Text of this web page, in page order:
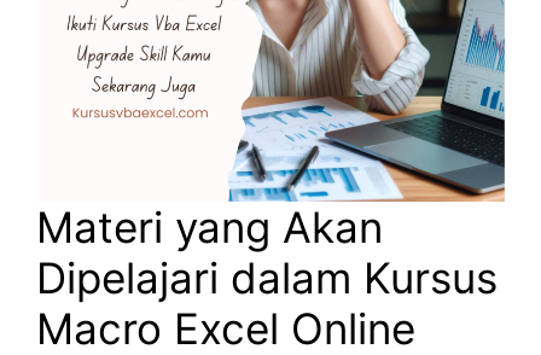
Materi yang Akan
Dipelajari dalam Kursus
Macro Excel Online